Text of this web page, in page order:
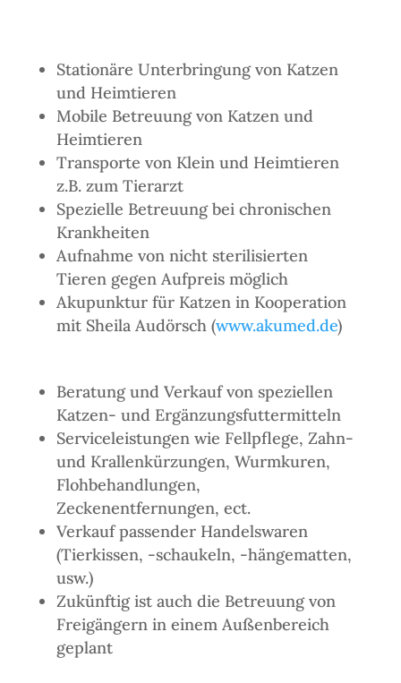
Stationäre Unterbringung von Katzen
und Heimtieren
Mobile Betreuung von Katzen und
Heimtieren
Transporte von Klein und Heimtieren
z.B. zum Tierarzt
Spezielle Betreuung bei chronischen
Krankheiten
Aufnahme von nicht sterilisierten
Tieren gegen Aufpreis möglich
Akupunktur für Katzen in Kooperation
mit Sheila Audörsch (www.akumed.de)
Beratung und Verkauf von speziellen
Katzen- und Ergänzungsfuttermitteln
Serviceleistungen wie Fellpflege, Zahn-
und Krallenkürzungen, Wurmkuren,
Flohbehandlungen,
Zeckenentfernungen, ect.
Verkauf passender Handelswaren
(Tierkissen, -schaukeln, -hängematten,
usw.)
Zukünftig ist auch die Betreuung von
Freigängern in einem Außenbereich
geplant